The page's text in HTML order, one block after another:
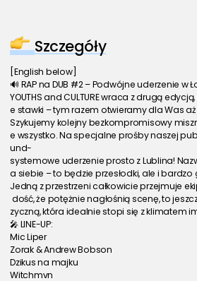
Szczegóły
[English below]
🔊 RAP na DUB #2 – Podwójne uderzenie w
YOUTHS and CULTURE wraca z drugą
e stawki – tym razem otwieramy dla Was aż
Szykujemy kolejny bezkompromisowy
e wszystko. Na specjalne prośby naszej
und-
systemowe uderzenie prosto z Lublina!
a siebie – to będzie przesłodki, ale i bardzo
Jedną z przestrzeni całkowicie przejmuje
dość, że potężnie nagłośnią scenę, to
zyczną, która idealnie stopi się z klimatem
🎤 LINE-UP:
Mic Liper
Zorak & Andrew Bobson
Dzikus na majku
Witchmvn